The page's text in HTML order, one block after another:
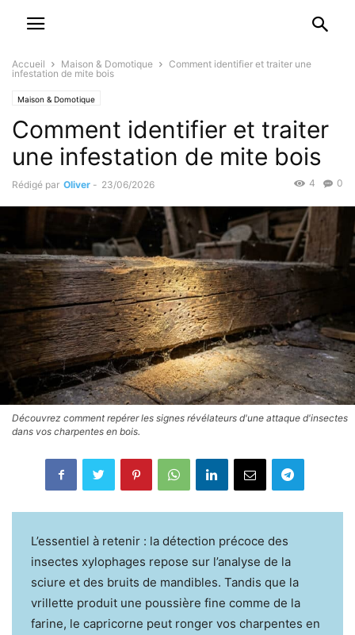
Accueil Maison & Domotique
Comment identifier et traiter une
infestation de mite bois
Maison & Domotique
Comment identifier et traiter
une infestation de mite bois
Rédigé par Oliver - 23/06/2026 0
4
Découvrez comment repérer les signes révélateurs d'une attaque d'insectes
dans vos charpentes en bois.
L’essentiel à retenir : la détection précoce des
insectes xylophages repose sur l’analyse de la
sciure et des bruits de mandibles. Tandis que la
vrillette produit une poussière fine comme de la
farine, le capricorne peut ronger vos charpentes en